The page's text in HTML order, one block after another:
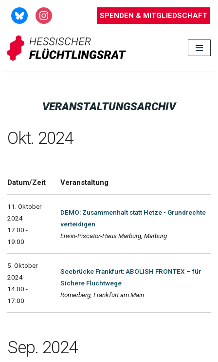
Zum
Inhalt
springen
SPENDEN & MITGLIEDSCHAFT
VERANSTALTUNGSARCHIV
Okt. 2024
Datum/Zeit Veranstaltung
11. Oktober
2024
17:00 -
19:00
DEMO: Zusammenhalt statt Hetze - Grundrechte
verteidigen
Erwin-Piscator-Haus Marburg, Marburg
5. Oktober
2024
14:00 -
17:00
Seebrücke Frankfurt: ABOLISH FRONTEX – für
Sichere Fluchtwege
Römerberg, Frankfurt am Main
Sep. 2024